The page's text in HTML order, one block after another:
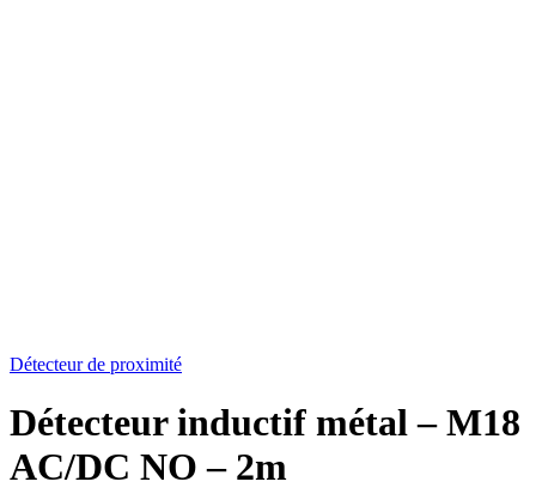
Détecteur de proximité
Détecteur inductif métal – M18
AC/DC NO – 2m